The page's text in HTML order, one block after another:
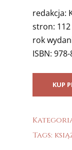
redakcja:
stron: 112
rok
ISBN:
KUP
Tags: